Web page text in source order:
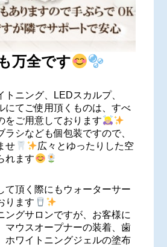
万全です
トニング、LEDスカルプ、
にてご使用頂くものは、すべ
をご用意しております
ラシなども個包装ですので、
せ
広々とゆったりした空
れます
て頂く際にもウォーターサー
ります
ングサロンですが、お客様に
マウスオープナーの装着、歯
ホワイトニングジェルの塗布